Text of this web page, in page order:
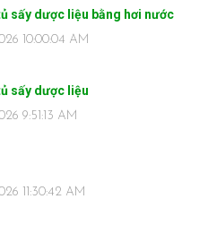
sấy dược liệu bằng hơi nước
10:00:04 AM
sấy dược liệu
9:51:13 AM
11:30:42 AM